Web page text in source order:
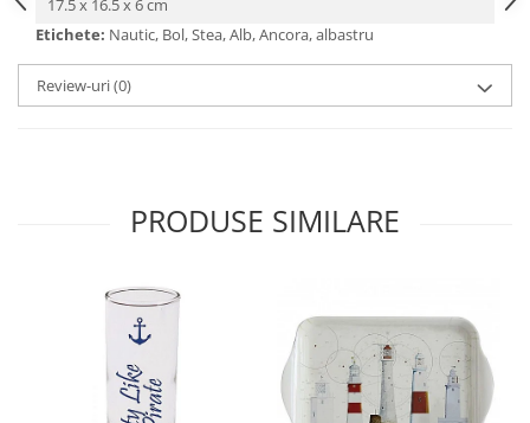
17.5 x 16.5 x 6 cm
Etichete: Nautic, Bol, Stea, Alb, Ancora, albastru
Review-uri(0)
PRODUSE SIMILARE